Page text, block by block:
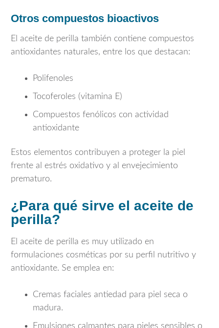
Otros compuestos bioactivos
El aceite de perilla también contiene compuestos
antioxidantes naturales, entre los que destacan:
Polifenoles
Tocoferoles (vitamina E)
Compuestos fenólicos con actividad
antioxidante
Estos elementos contribuyen a proteger la piel
frente al estrés oxidativo y al envejecimiento
prematuro.
¿Para qué sirve el aceite de
perilla?
El aceite de perilla es muy utilizado en
formulaciones cosméticas por su perfil nutritivo y
antioxidante. Se emplea en:
Cremas faciales antiedad para piel seca o
madura.
Emulsiones calmantes para pieles sensibles o